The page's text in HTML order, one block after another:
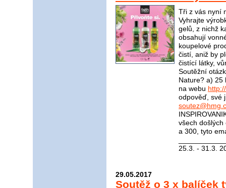
Tři z vás nyní
Vyhrajte
gelů, z nichž
obsahují
koupelové
čistí, aniž by
čistící látky,
Soutěžní
Nature? a) 25
na webu
odpověď, své
všech
a 300, tyto
25.3. - 31.3.
29.05.2017
Soutěž o 3 x balíček